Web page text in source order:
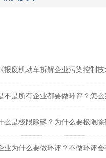
《报废机动车拆解企业污染控制
不是所有企业都要做环评？怎
么是极限除磷？为什么要极限除
业为什么要做环评？不做环评